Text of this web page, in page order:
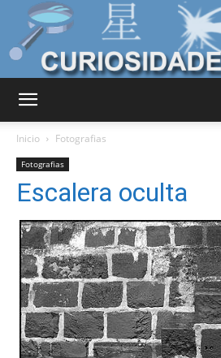
Curiosas
del
Mundo
Inicio Fotografias
Fotografias
Escalera oculta